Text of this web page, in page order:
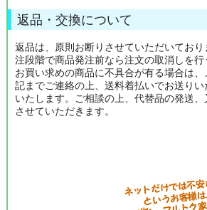
返品・交換について
返品は、原則お断りさせていただいてお
注段階で商品発注前なら注文の取消しを行
お買い求めの商品に不具合が有る場合は
記までご連絡の上、送料着払いでお送り
いたします。ご相談の上、代替品の発送
させていただきます。